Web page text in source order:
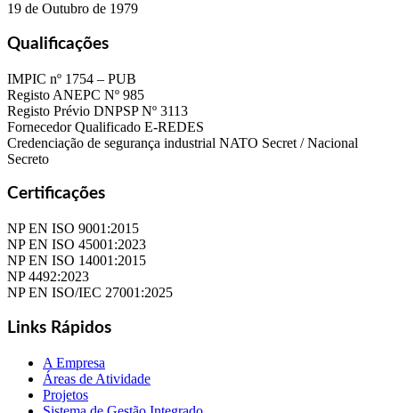
19 de Outubro de 1979
Qualificações
IMPIC nº 1754 – PUB
Registo ANEPC Nº 985
Registo Prévio DNPSP Nº 3113
Fornecedor Qualificado E-REDES
Credenciação de segurança industrial NATO Secret / Nacional
Secreto
Certificações
NP EN ISO 9001:2015
NP EN ISO 45001:2023
NP EN ISO 14001:2015
NP 4492:2023
NP EN ISO/IEC 27001:2025
Links Rápidos
A Empresa
Áreas de Atividade
Projetos